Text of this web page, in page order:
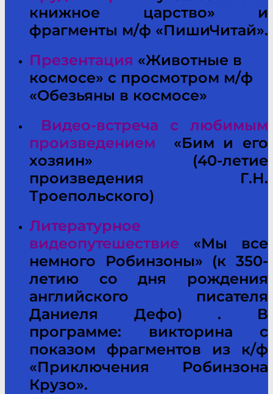
книжное царство» и
фрагменты м/ф «ПишиЧитай».
Презентация «Животные в
космосе» с просмотром м/ф
«Обезьяны в космосе»
Видео-встреча с любимым
произведением «Бим и его
хозяин» (40-летие
произведения Г.Н.
Троепольского)
Литературное
видеопутешествие «Мы все
немного Робинзоны» (к 350-
летию со дня рождения
английского писателя
Даниеля Дефо) . В
программе: викторина с
показом фрагментов из к/ф
«Приключения Робинзона
Крузо».